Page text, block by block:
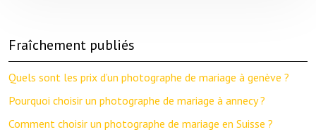
Fraîchement publiés
Quels sont les prix d’un photographe de mariage à genève ?
Pourquoi choisir un photographe de mariage à annecy ?
Comment choisir un photographe de mariage en Suisse ?